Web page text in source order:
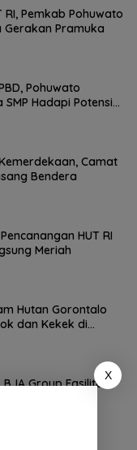
RI, Pemkab Pohuwato
Gerakan Pramuka
Pohuwato
Hadapi Potensi
Camat
Bendera
HUT RI
Meriah
Hutan Gorontalo
dan Kekek di
Group Fasilitasi
X